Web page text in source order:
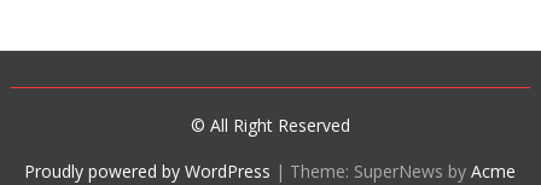
© All Right Reserved
Proudly powered by WordPress | Theme: SuperNews byAcme